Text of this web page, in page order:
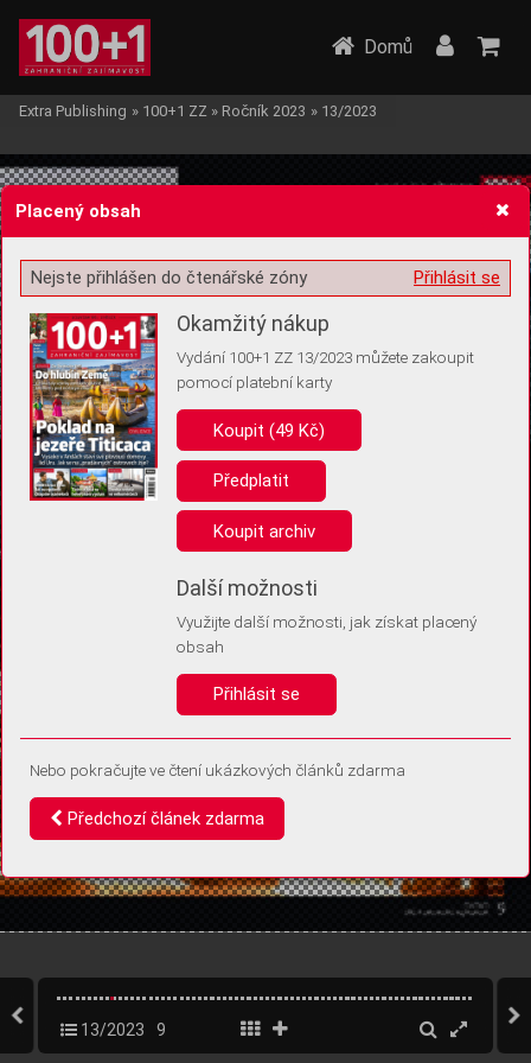
Žádost o souhlas s ukládáním volitelných informací
Pro základní fungování webu nepotřebujeme ukládat žádné informace
(tzv. cookies apod.). Rádi bychom vás ale požádali o souhlas s
uložením volitelných informací:
Anonymní unikátní ID
Díky němu příště poznáme, že se jedná o stejné zařízení, a
Identifikátor je zcela anonymní.
Vaše souhlasy a odmítnutí si ukládáme do vašeho zařízení, abychom se
vás už příště znovu neptali. Můžete je kdykoli později upravit ve Správě
Domů
Extra Publishing » 100+1 ZZ » Ročník 2023 » 13/2023
13/2023 9
Placený obsah
Přihlásit se
Nejste přihlášen do čtenářské zóny
Okamžitý nákup
Vydání 100+1 ZZ 13/2023 můžete zakoupit
pomocí platební karty
Koupit (49 Kč)
Předplatit
Koupit archiv
Další možnosti
Využijte další možnosti, jak získat placený
obsah
Přihlásit se
Nebo pokračujte ve čtení ukázkových článků zdarma
Předchozí článek zdarma